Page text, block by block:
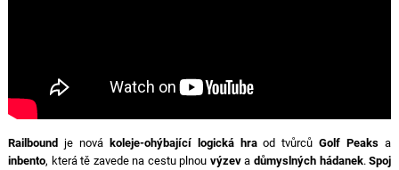
Railboundje nová koleje-ohýbající logická hraod tvůrcůGolf Peaks a
inbento, která tě zavede na cestu plnou výzeva důmyslných hádanek.Spoj